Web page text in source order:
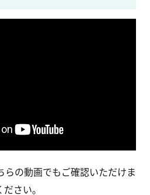
の動画でもご確認いただけま
さい。